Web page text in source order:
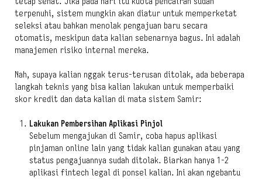
terpenuhi, sistem mungkin akan diatur untuk memperketat
seleksi atau bahkan menolak pengajuan baru secara
otomatis, meskipun data kalian sebenarnya bagus. Ini adalah
manajemen risiko internal mereka.
Nah, supaya kalian nggak terus-terusan ditolak, ada beberapa
langkah teknis yang bisa kalian lakukan untuk memperbaiki
skor kredit dan data kalian di mata sistem Samir:
Lakukan Pembersihan Aplikasi Pinjol
Sebelum mengajukan di Samir, coba hapus aplikasi
pinjaman online lain yang tidak kalian gunakan atau yang
status pengajuannya sudah ditolak. Biarkan hanya 1-2
aplikasi fintech legal di ponsel kalian. Ini akan ngebantu